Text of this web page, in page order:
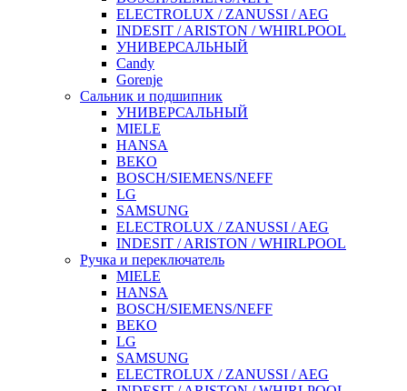
ELECTROLUX / ZANUSSI / AEG
INDESIT / ARISTON / WHIRLPOOL
УНИВЕРСАЛЬНЫЙ
Candy
Gorenje
Сальник и подшипник
УНИВЕРСАЛЬНЫЙ
MIELE
HANSA
BEKO
BOSCH/SIEMENS/NEFF
LG
SAMSUNG
ELECTROLUX / ZANUSSI / AEG
INDESIT / ARISTON / WHIRLPOOL
Ручка и переключатель
MIELE
HANSA
BOSCH/SIEMENS/NEFF
BEKO
LG
SAMSUNG
ELECTROLUX / ZANUSSI / AEG